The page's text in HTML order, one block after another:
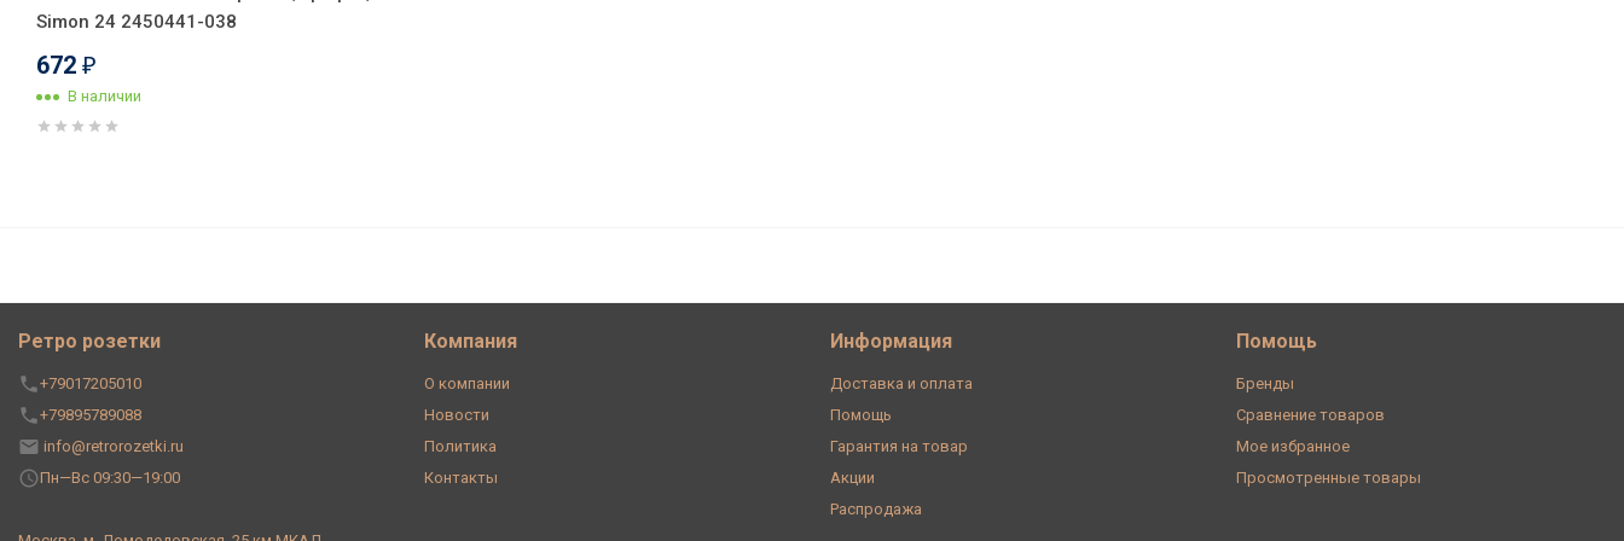
Simon 24 2450441-038
672 ₽
В наличии
Ретро розетки
+79017205010
+79895789088
info@retrorozetki.ru
Пн—Вс 09:30—19:00
Компания
О компании
Новости
Политика
Контакты
Информация
Доставка и оплата
Помощь
Гарантия на товар
Акции
Распродажа
Помощь
Бренды
Сравнение товаров
Мое избранное
Просмотренные товары